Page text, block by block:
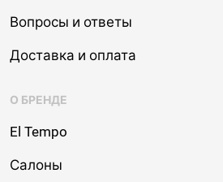
Вопросы и ответы
Доставка и оплата
О БРЕНДЕ
El Tempo
Салоны